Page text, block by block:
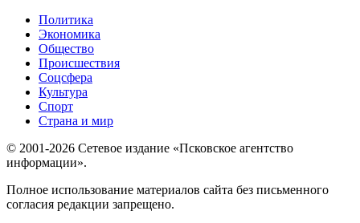
Политика
Экономика
Общество
Происшествия
Соцсфера
Культура
Спорт
Страна и мир
© 2001-2026 Сетевое издание «Псковское агентство
информации».
Полное использование материалов сайта без письменного
согласия редакции запрещено.